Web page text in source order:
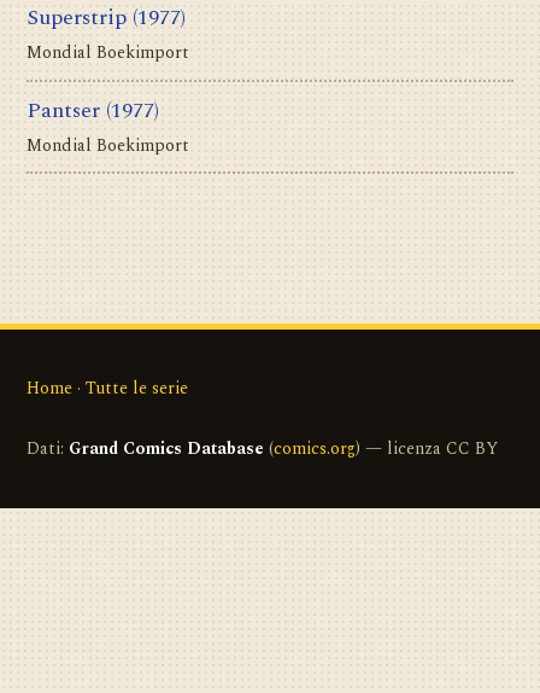
Superstrip (1977)
Mondial Boekimport
Pantser (1977)
Mondial Boekimport
Home · Tutte le serie
Dati: Grand Comics Database (comics.org) — licenza CC BY